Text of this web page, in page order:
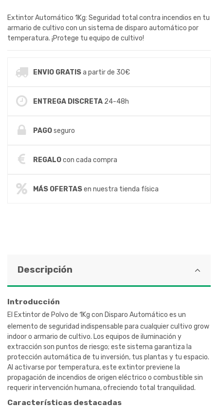
Extintor Automático 1Kg: Seguridad total contra incendios en tu
armario de cultivo con un sistema de disparo automático por
temperatura. ¡Protege tu equipo de cultivo!
ENVIO GRATISa partir de 30€
ENTREGA DISCRETA 24-48h
PAGOseguro
REGALOcon cada compra
MÁS OFERTASen nuestra tienda física
Descripción
Introducción
El Extintor de Polvo de 1Kg con Disparo Automático es un
elemento de seguridad indispensable para cualquier cultivo grow
indoor o armario de cultivo. Los equipos de iluminación y
extracción son puntos de riesgo; este sistema garantiza la
protección automática de tu inversión, tus plantas y tu espacio.
Al activarse por temperatura, este extintor previene la
propagación de incendios de origen eléctrico o combustible sin
requerir intervención humana, ofreciendo total tranquilidad.
Características destacadas